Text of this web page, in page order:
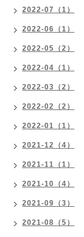
2022-07（1）
2022-06（1）
2022-05（2）
2022-04（1）
2022-03（2）
2022-02（2）
2022-01（1）
2021-12（4）
2021-11（1）
2021-10（4）
2021-09（3）
2021-08（5）